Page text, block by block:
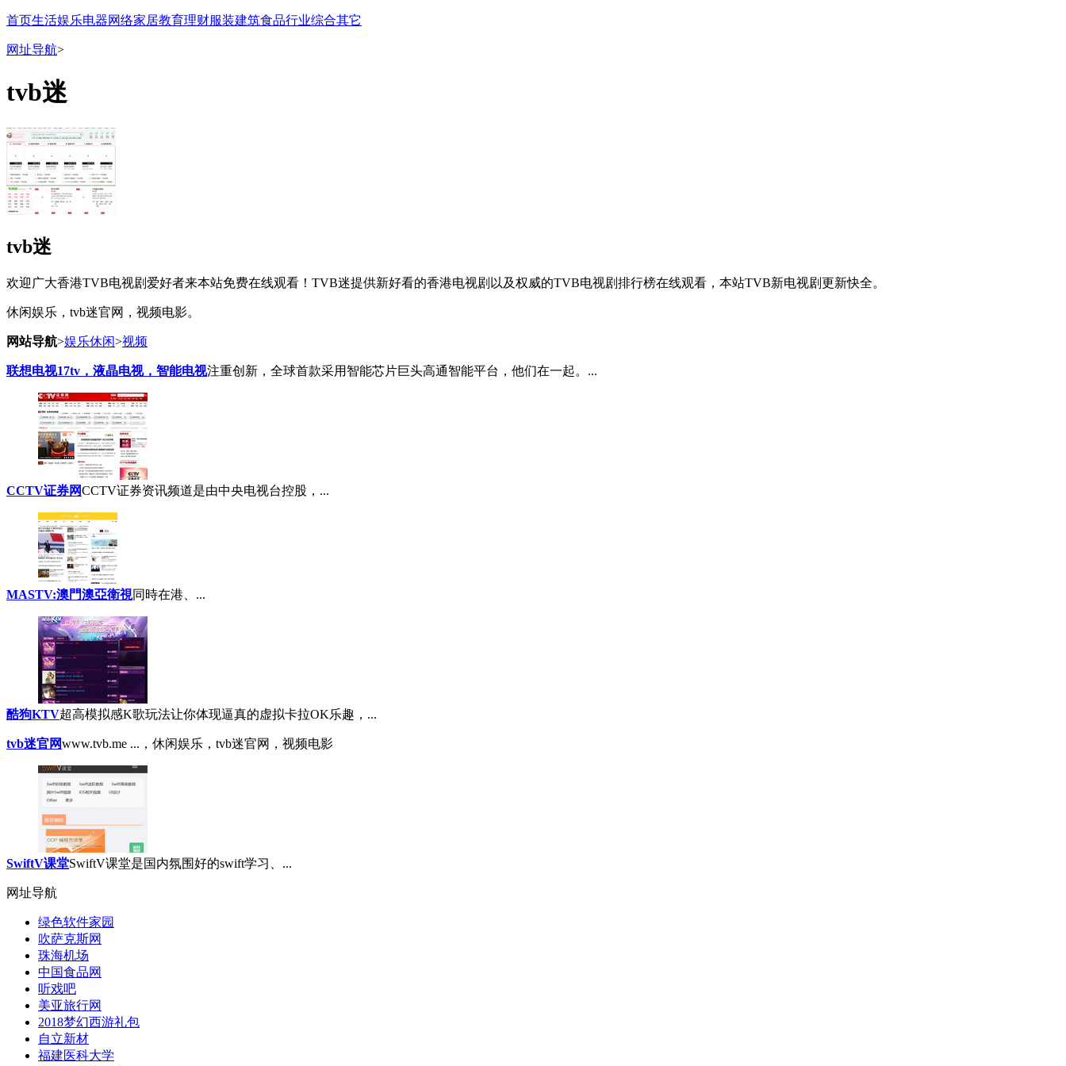
首页生活娱乐电器网络家居教育理财服装建筑食品行业综合其它
网址导航>
tvb迷
tvb迷
欢迎广大香港TVB电视剧爱好者来本站免费在线观看！TVB迷提供新好看的香港电视剧以及权威的TVB电视剧排行榜在线观看，本站TVB新电视剧更新快全。
休闲娱乐，tvb迷官网，视频电影。
网站导航>娱乐休闲>视频
联想电视17tv，液晶电视，智能电视注重创新，全球首款采用智能芯片巨头高通智能平台，他们在一起。...
CCTV证券网CCTV证券资讯频道是由中央电视台控股，...
MASTV:澳門澳亞衛視同時在港、...
酷狗KTV超高模拟感K歌玩法让你体现逼真的虚拟卡拉OK乐趣，...
tvb迷官网www.tvb.me ...，休闲娱乐，tvb迷官网，视频电影
SwiftV课堂SwiftV课堂是国内氛围好的swift学习、...
网址导航
绿色软件家园
吹萨克斯网
珠海机场
中国食品网
听戏吧
美亚旅行网
2018梦幻西游礼包
自立新材
福建医科大学